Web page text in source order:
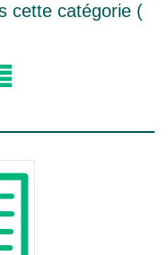
cette catégorie (